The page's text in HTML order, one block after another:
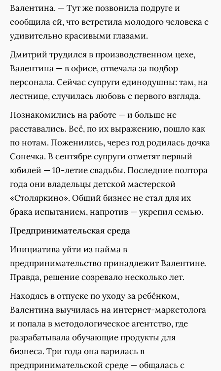
Валентина. — Тут же позвонила подруге и
сообщила ей, что встретила молодого человека с
удивительно красивыми глазами.
Дмитрий трудился в производственном цехе,
Валентина — в офисе, отвечала за подбор
персонала. Сейчас супруги единодушны: там, на
лестнице, случилась любовь с первого взгляда.
Познакомились на работе — и больше не
расставались. Всё, по их выражению, пошло как
по нотам. Поженились, через год родилась дочка
Сонечка. В сентябре супруги отметят первый
юбилей — 10-летие свадьбы. Последние полтора
года они владельцы детской мастерской
«Столяркино». Общий бизнес не стал для их
брака испытанием, напротив — укрепил семью.
Предпринимательская среда
Инициатива уйти из найма в
предпринимательство принадлежит Валентине.
Правда, решение созревало несколько лет.
Находясь в отпуске по уходу за ребёнком,
Валентина выучилась на интернет-маркетолога
и попала в методологическое агентство, где
разрабатывала обучающие продукты для
бизнеса. Три года она варилась в
предпринимательской среде — общалась с